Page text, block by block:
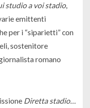
studio a voi stadio,
emittenti
per i “siparietti” con
sostenitore
romano
Diretta stadio…